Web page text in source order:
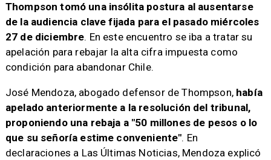
Thompson tomó una insólita postura al ausentarse
de la audiencia clave fijada para el pasado miércoles
27 de diciembre. En este encuentro se iba a tratar su
apelación para rebajar la alta cifra impuesta como
condición para abandonar Chile.
José Mendoza, abogado defensor de Thompson, había
apelado anteriormente a la resolución del tribunal,
proponiendo una rebaja a "50 millones de pesos o lo
que su señoría estime conveniente". En
declaraciones a Las Últimas Noticias, Mendoza explicó